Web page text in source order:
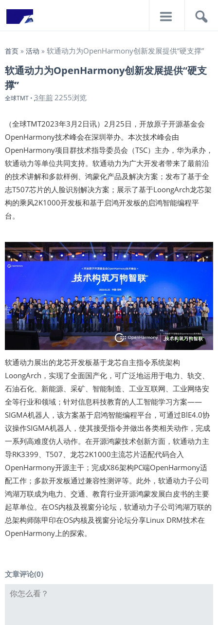
首页 » 活动 » 软通动力为OpenHarmony创新发展提供“硬支撑”
软通动力为OpenHarmony创新发展提供“硬支
撑”
全球TMT • 3年前2255浏览
（全球TMT2023年3月2日讯）2月25日，开放原子开源基金会
OpenHarmony技术峰会在深圳举办。本次技术峰会由
OpenHarmony项目群技术指导委员会（TSC）主办，华为承办，
软通动力等单位共同支持。软通动力为广大开发者带来了最前沿
的技术讲解和多款样例、鸿蒙化产品及解决方案；发布了基于全
志T507芯片的人脸识别解决方案；展示了基于LoongArch龙芯架
构的乘风2K1000开发板和基于启鸿开发板的启鸿智能编程平
台。
软通动力展出的龙芯开发板基于龙芯自主指令系统架构
LoongArch，实现了全面国产化，可广泛地运用于电力、轨交、
石油石化、新能源、采矿、智能制造、工业互联网、工业网络安
全等行业和领域；针对信息科技教育的人工智能学习方案——
SIGMA机器人，该方案基于启鸿智能编程平台，可通过BlE4.0协
议操作SIGMA机器人，使其接受指令并做出各类相关动作，完成
一系列高难度仿人动作。在开源鸿蒙技术创新方面，软通动力主
导RK3399、T507、龙芯2K1000主流芯片适配代码合入
OpenHarmony开源主干；完成X86架构PC端OpenHarmony适
配工作；多款开发板通过兼容性测评等。此外，软通动力子公司
鸿湖万联成为电力、交通、教育行业开源鸿蒙发展白皮书的主要
起草单位。在OS内核及视窗分论坛，软通动力子公司鸿湖万联的
总架构师陈甲印在OS内核及视窗分论坛分享Linux DRM技术在
OpenHarmony上的探索。
文章评论(0)